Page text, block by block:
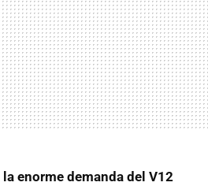
la enorme demanda del V12